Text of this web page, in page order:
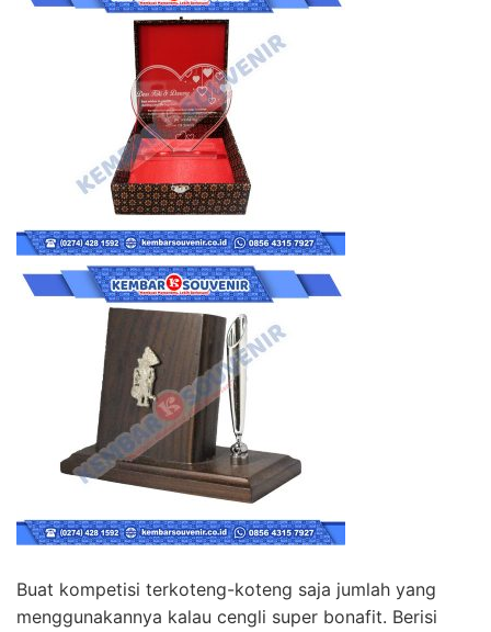
Buat kompetisi terkoteng-koteng saja jumlah yang
menggunakannya kalau cengli super bonafit. Berisi